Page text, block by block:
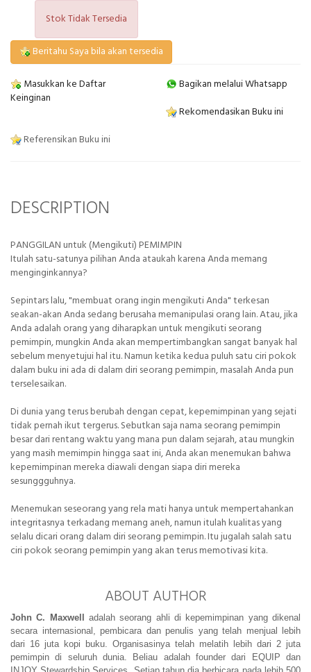
Stok Tidak Tersedia
Beritahu Saya bila akan tersedia
Masukkan ke Daftar
Keinginan
Bagikan melalui Whatsapp
Rekomendasikan Buku ini
Referensikan Buku ini
DESCRIPTION
PANGGILAN untuk (Mengikuti) PEMIMPIN
Itulah satu-satunya pilihan Anda ataukah karena Anda memang
menginginkannya?
Sepintars lalu, "membuat orang ingin mengikuti Anda" terkesan
seakan-akan Anda sedang berusaha memanipulasi orang lain. Atau, jika
Anda adalah orang yang diharapkan untuk mengikuti seorang
pemimpin, mungkin Anda akan mempertimbangkan sangat banyak hal
sebelum menyetujui hal itu. Namun ketika kedua puluh satu ciri pokok
dalam buku ini ada di dalam diri seorang pemimpin, masalah Anda pun
terselesaikan.
Di dunia yang terus berubah dengan cepat, kepemimpinan yang sejati
tidak pernah ikut tergerus. Sebutkan saja nama seorang pemimpin
besar dari rentang waktu yang mana pun dalam sejarah, atau mungkin
yang masih memimpin hingga saat ini, Anda akan menemukan bahwa
kepemimpinan mereka diawali dengan siapa diri mereka
sesunggguhnya.
Menemukan seseorang yang rela mati hanya untuk mempertahankan
integritasnya terkadang memang aneh, namun itulah kualitas yang
selalu dicari orang dalam diri seorang pemimpin. Itu jugalah salah satu
ciri pokok seorang pemimpin yang akan terus memotivasi kita.
ABOUT AUTHOR
John C. Maxwell
adalah seorang ahli di kepemimpinan yang dikenal
secara internasional, pembicara dan penulis yang telah menjual lebih
dari 16 juta kopi buku. Organisasinya telah melatih lebih dari 2 juta
pemimpin di seluruh dunia. Beliau adalah founder dari EQUIP dan